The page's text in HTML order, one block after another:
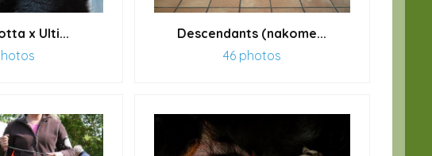
x Ulti...
Descendants (nakome...
46 photos